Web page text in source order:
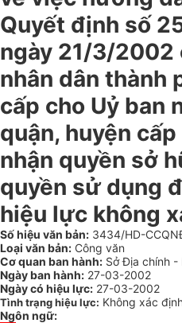
Quyết định số
ngày 21/3/2002
nhân dân thành
cấp cho Uỷ ban
quận, huyện
nhận quyền sở
quyền sử dụng
hiệu lực không
Số hiệu văn bản: 3434/HD-
Loại văn bản: Công văn
Cơ quan ban hành: Sở Địa chính -
Ngày ban hành: 27-03-2002
Ngày có hiệu lực: 27-03-2002
Tình trạng hiệu lực: Không xác
Ngôn ngữ: